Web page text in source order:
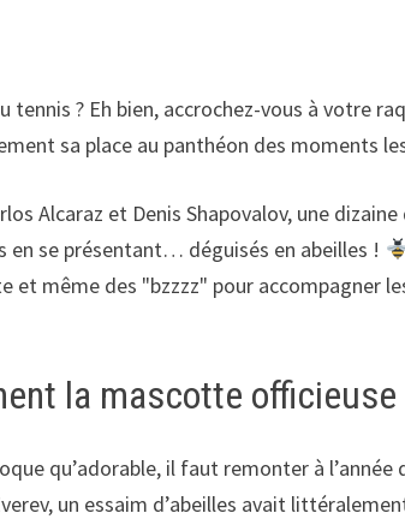
? Eh bien, accrochez-vous à votre
sa place au panthéon des moments
Alcaraz et Denis Shapovalov, une
se présentant… déguisés en abeilles !
et même des "bzzzz" pour accompagner
la mascotte officieuse
qu’adorable, il faut remonter à l’année
un essaim d’abeilles avait